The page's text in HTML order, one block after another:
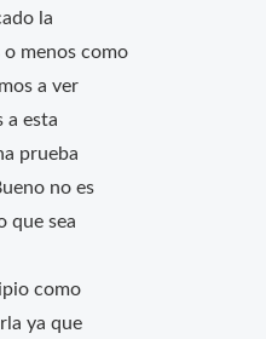
la
o menos como
a ver
a esta
prueba
no es
que sea
como
ya que